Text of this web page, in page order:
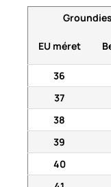
EU méret
36
37
38
39
40